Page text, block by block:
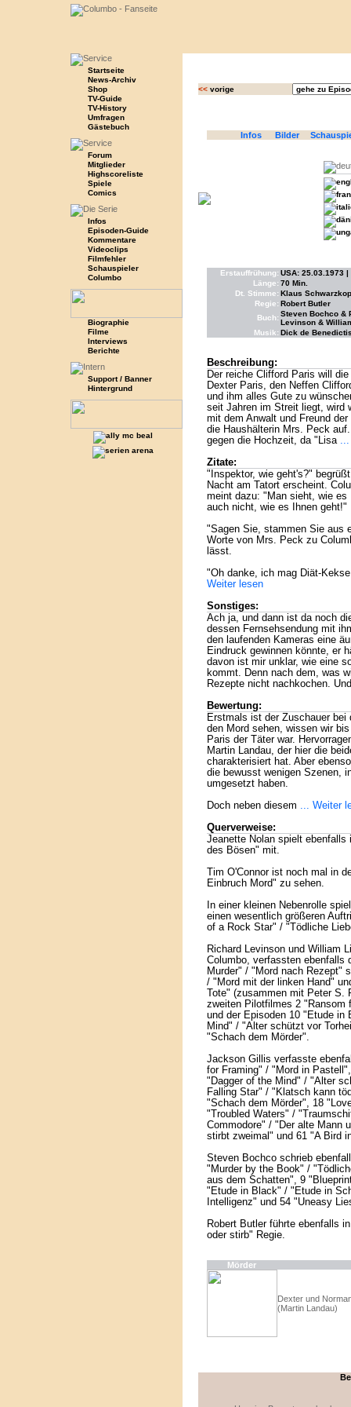
Startseite
News-Archiv
Shop
TV-Guide
TV-History
Umfragen
Gästebuch
Forum
Mitglieder
Highscoreliste
Spiele
Comics
Infos
Episoden-Guide
Kommentare
Videoclips
Filmfehler
Schauspieler
Columbo
Biographie
Filme
Interviews
Berichte
Support / Banner
Hintergrund
<<vorige
Infos Bilder
Erstauffrühung: USA: 25.03.1973 |
Länge: 70 Min.
Dt. Stimme: Klaus
Regie: Robert Butler
Buch: Steven Bochco &
Levinson &
Musik: Dick de
Beschreibung:
Der reiche Clifford Paris will
Dexter Paris, den Neffen
und ihm alles Gute zu
seit Jahren im Streit liegt, wird
mit dem Anwalt und Freund
die Haushälterin Mrs. Peck
gegen die Hochzeit, da "Lisa ...
Zitate:
"Inspektor, wie geht's?"
Nacht am Tatort erscheint.
meint dazu: "Man sieht, wie
auch nicht, wie es Ihnen geht!"
"Sagen Sie, stammen Sie aus
Worte von Mrs. Peck zu
lässt.
"Oh danke, ich mag Diät-
Weiter lesen
Sonstiges:
Ach ja, und dann ist da noch
dessen Fernsehsendung mit
den laufenden Kameras eine
Eindruck gewinnen könnte, er
davon ist mir unklar, wie eine
kommt. Denn nach dem, was
Rezepte nicht nachkochen.
Bewertung:
Erstmals ist der Zuschauer bei
den Mord sehen, wissen wir
Paris der Täter war.
Martin Landau, der hier die
charakterisiert hat. Aber
die bewusst wenigen Szenen,
umgesetzt haben.
Doch neben diesem ... Weiter
Querverweise:
Jeanette Nolan spielt
des Bösen" mit.
Tim O'Connor ist noch mal in
Einbruch Mord" zu sehen.
In einer kleinen Nebenrolle
einen wesentlich größeren
of a Rock Star" / "Tödliche
Richard Levinson und William
Columbo, verfassten ebenfalls
Murder" / "Mord nach Rezept"
/ "Mord mit der linken Hand"
Tote" (zusammen mit Peter
zweiten Pilotfilmes 2 "Ransom
und der Episoden 10 "Etude in
Mind" / "Alter schützt vor
"Schach dem Mörder".
Jackson Gillis verfasste
for Framing" / "Mord in
"Dagger of the Mind" / "Alter
Falling Star" / "Klatsch kann
"Schach dem Mörder", 18
"Troubled Waters" /
Commodore" / "Der alte Mann
stirbt zweimal" und 61 "A Bird
Steven Bochco schrieb
"Murder by the Book" /
aus dem Schatten", 9
"Etude in Black" / "Etude in
Intelligenz" und 54 "Uneasy
Robert Butler führte ebenfalls
oder stirb" Regie.
Mörder
Dexter und
(Martin Landau)